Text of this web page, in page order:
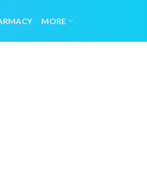
MORE